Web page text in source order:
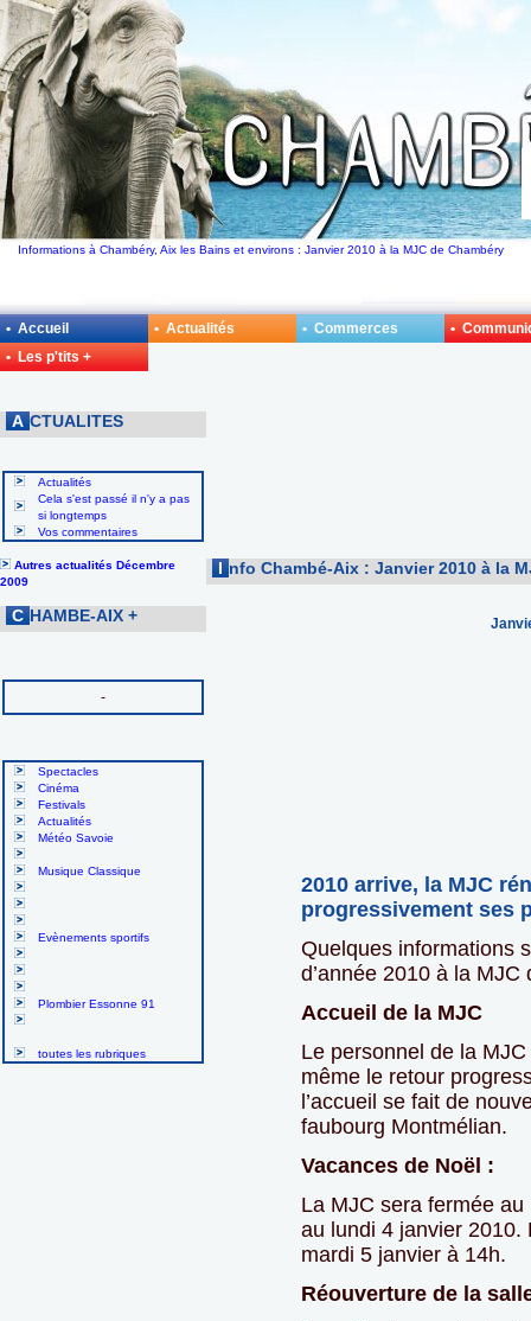
Informations à Chambéry, Aix les Bains et environs : Janvier 2010 à la MJC de Chambéry
A CTUALITES
Actualités
Cela s'est passé il n'y a pas
si longtemps
Vos commentaires
Autres actualités Décembre
2009
C HAMBE-AIX +
-
Spectacles
Cinéma
Festivals
Actualités
Météo Savoie
Musique Classique
Evènements sportifs
Plombier Essonne 91
toutes les rubriques
I nfo Chambé-Aix : Janvier 2010 à la
2010 arrive, la MJC
progressivement ses
Quelques informations
d’année 2010 à la MJC
Accueil de la MJC
Le personnel de la
même le retour
l’accueil se fait de
faubourg Montmélian.
Vacances de Noël :
La MJC sera fermée
au lundi 4 janvier 2010.
mardi 5 janvier à 14h.
Réouverture de la
• Accueil • Actualités • Commerces
•
• Les p'tits +